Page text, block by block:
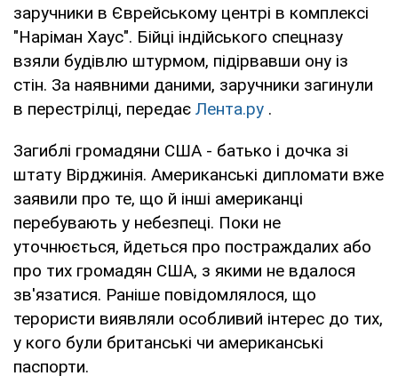
заручники в Єврейському центрі в комплексі
"Наріман Хаус". Бійці індійського спецназу
взяли будівлю штурмом, підірвавши ону із
стін. За наявними даними, заручники загинули
в перестрілці, передає Лента.ру .
Загиблі громадяни США - батько і дочка зі
штату Вірджинія. Американські дипломати вже
заявили про те, що й інші американці
перебувають у небезпеці. Поки не
уточнюється, йдеться про постраждалих або
про тих громадян США, з якими не вдалося
зв'язатися. Раніше повідомлялося, що
терористи виявляли особливий інтерес до тих,
у кого були британські чи американські
паспорти.